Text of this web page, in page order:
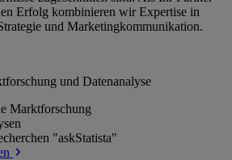
Erfolg kombinieren wir Expertise in
und Marketingkommunikation.
und Datenanalyse
Marktforschung
"askStatista"